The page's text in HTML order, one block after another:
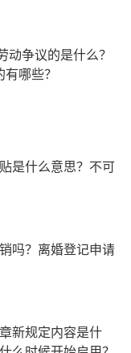
动争议的是什么？
哪些？
是什么意思？不可
吗？离婚登记申请
新规定内容是什